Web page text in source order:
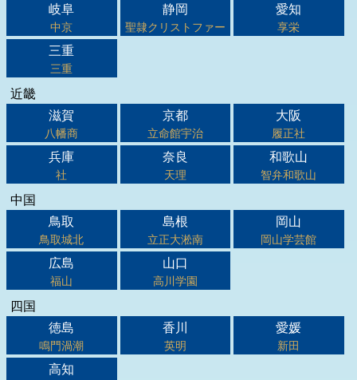
岐阜
中京
静岡
聖隷クリストファー
愛知
享栄
三重
三重
近畿
滋賀
八幡商
京都
立命館宇治
大阪
履正社
兵庫
社
奈良
天理
和歌山
智弁和歌山
中国
鳥取
鳥取城北
島根
立正大淞南
岡山
岡山学芸館
広島
福山
山口
高川学園
四国
徳島
鳴門渦潮
香川
英明
愛媛
新田
高知